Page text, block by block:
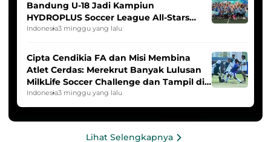
Bandung U-18 Jadi Kampiun
HYDROPLUS Soccer League All-Stars
2025/2026
Indonesia3 minggu yang lalu
Cipta Cendikia FA dan Misi Membina
Atlet Cerdas: Merekrut Banyak Lulusan
MilkLife Soccer Challenge dan Tampil di
HYDROPLUS Soccer League
Indonesia3 minggu yang lalu
Lihat Selengkapnya